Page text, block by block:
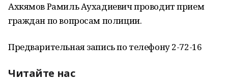
Ахкямов Рамиль Аухадиевич проводит прием
граждан по вопросам полиции.
Предварительная запись по телефону 2-72-16
Читайте нас